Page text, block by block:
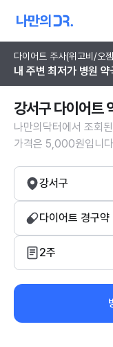
다이어트 주사(위고비/오
내 주변 최저가 병원 약
강서구 다이어
나만의닥터에서 조회
가격은 5,000원입니
강서구
다이어트 경구약
2주